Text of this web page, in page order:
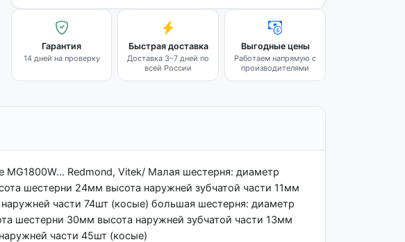
Гарантия
14 дней на проверку
Быстрая доставка
Доставка 3–7 дней по
всей России
Выгодные цены
Работаем напрямую с
производителями
Redmond, Vitek/ Малая шестерня: диаметр
шестерни 24мм высота наружней зубчатой части 11мм
части 74шт (косые) большая шестерня: диаметр
шестерни 30мм высота наружней зубчатой части 13мм
части 45шт (косые)